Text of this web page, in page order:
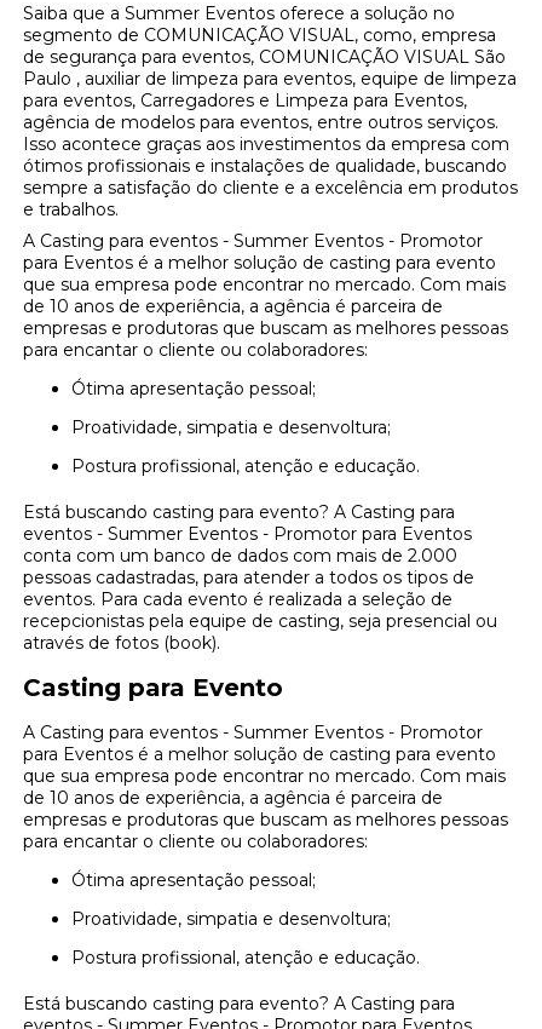
Saiba que a Summer Eventos oferece a solução no
segmento de COMUNICAÇÃO VISUAL, como, empresa
de segurança para eventos, COMUNICAÇÃO VISUAL São
Paulo , auxiliar de limpeza para eventos, equipe de limpeza
para eventos, Carregadores e Limpeza para Eventos,
agência de modelos para eventos, entre outros serviços.
Isso acontece graças aos investimentos da empresa com
ótimos profissionais e instalações de qualidade, buscando
sempre a satisfação do cliente e a excelência em produtos
e trabalhos.
A Casting para eventos - Summer Eventos - Promotor
para Eventos é a melhor solução de casting para evento
que sua empresa pode encontrar no mercado. Com mais
de 10 anos de experiência, a agência é parceira de
empresas e produtoras que buscam as melhores pessoas
para encantar o cliente ou colaboradores:
Ótima apresentação pessoal;
Proatividade, simpatia e desenvoltura;
Postura profissional, atenção e educação.
Está buscando casting para evento? A Casting para
eventos - Summer Eventos - Promotor para Eventos
conta com um banco de dados com mais de 2.000
pessoas cadastradas, para atender a todos os tipos de
eventos. Para cada evento é realizada a seleção de
recepcionistas pela equipe de casting, seja presencial ou
através de fotos (book).
Casting para Evento
A Casting para eventos - Summer Eventos - Promotor
para Eventos é a melhor solução de casting para evento
que sua empresa pode encontrar no mercado. Com mais
de 10 anos de experiência, a agência é parceira de
empresas e produtoras que buscam as melhores pessoas
para encantar o cliente ou colaboradores:
Ótima apresentação pessoal;
Proatividade, simpatia e desenvoltura;
Postura profissional, atenção e educação.
Está buscando casting para evento? A Casting para